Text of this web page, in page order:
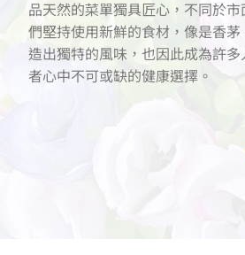
品天然的菜單獨具匠心，不同於
們堅持使用新鮮的食材，像是香
造出獨特的風味，也因此成為許
者心中不可或缺的健康選擇。